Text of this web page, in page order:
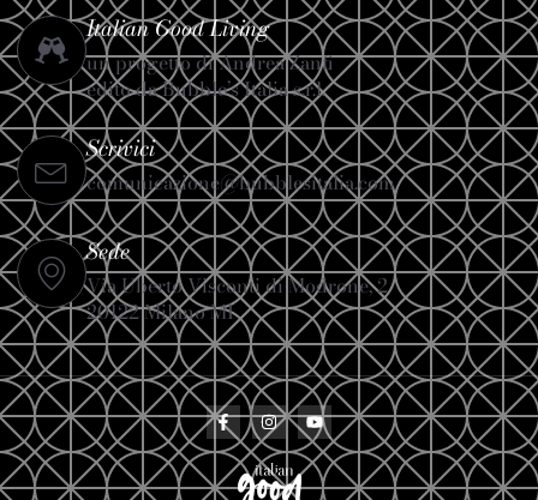
Italian Good Living
un progetto di Andrea Zanfi
edito da Bubble’s Italia s.r.l.
Scrivici
comunicazione@bubblesitalia.com
Sede
Via Uberto Visconti di Modrone, 2
20122 Milano MI